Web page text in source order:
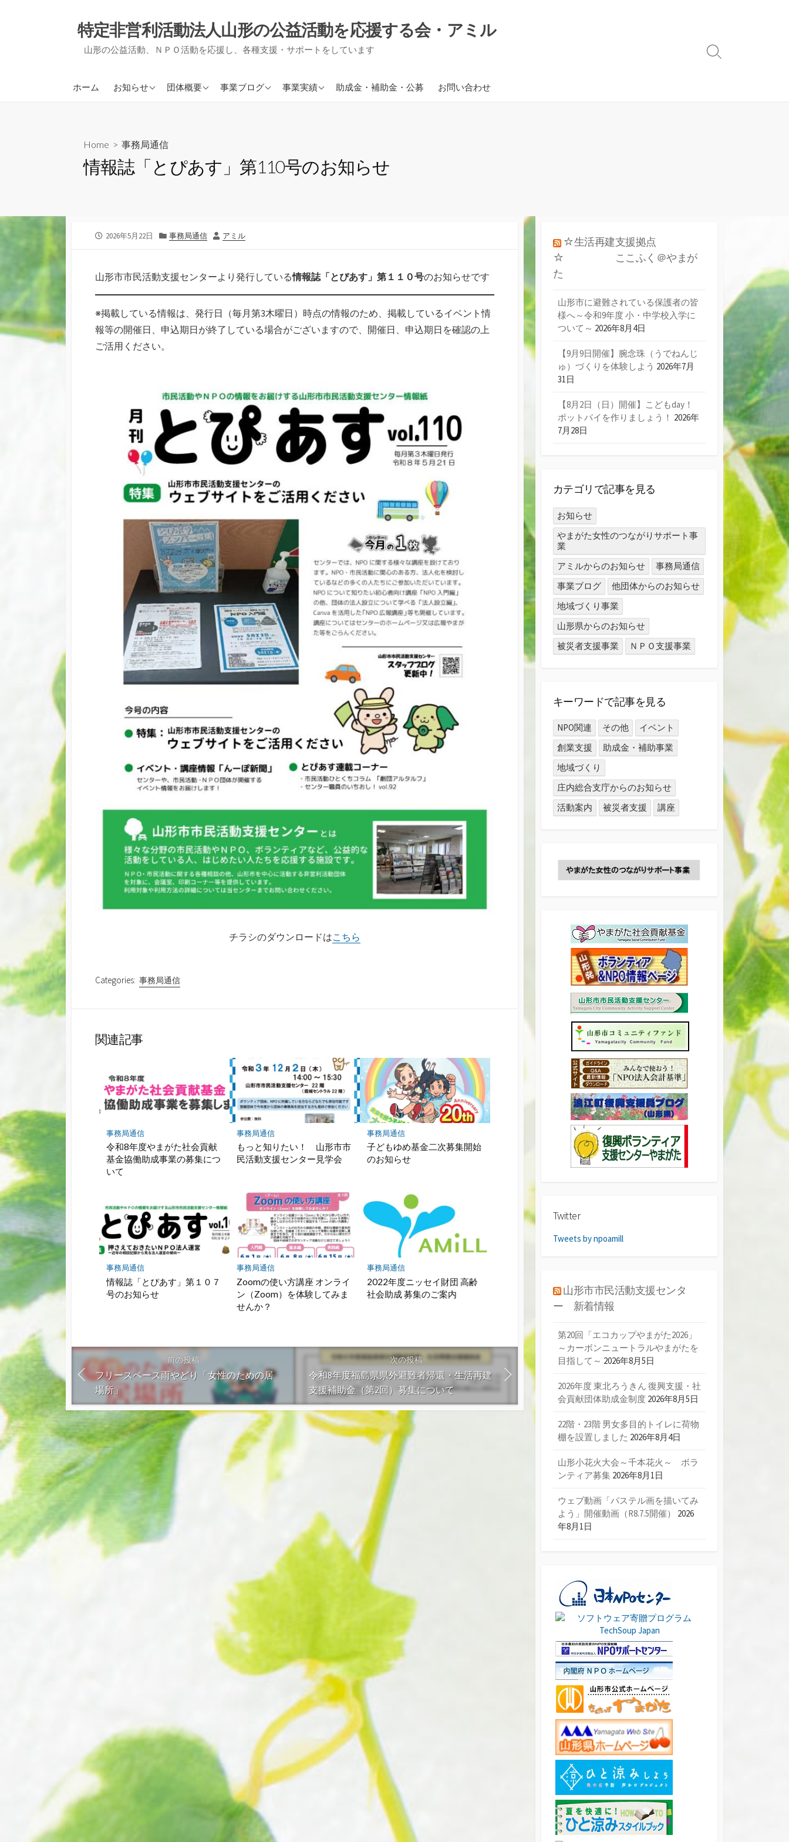
ス
特定非営利活動法人山形の公益活動を応援する会・アミル
山形の公益活動、ＮＰＯ活動を応援し、各種支援・サポートをしています
ホーム お知らせ
アミルからのお知らせ
団体概要
アミルについて
会員募集について
事業ブログ
ＮＰＯ支援事業事業実績
現在進行中の事業助成金・補助金・公募 お問い合わせ
検
Home > 事務局通信
情報誌「とぴあす」第110号のお知らせ
公
2026年5月22日
カ
ー
事務局通信
作
アミル
山形市市民活動支援センターより発行している情報誌「とぴあす」第１１０号のお知らせです
※掲載している情報は、発行日（毎月第3木曜日）時点の情報のため、掲載しているイベント情
報等の開催日、申込期日が終了している場合がございますので、開催日、申込期日を確認の上
ご活用ください。
チラシのダウンロードはこちら
Categories: 事務局通信
関連記事
事務局通信
令和8年度やまがた社会貢献
基金協働助成事業の募集につ
いて
事務局通信
もっと知りたい！ 山形市市
民活動支援センター見学会
事務局通信
子どもゆめ基金二次募集開始
のお知らせ
事務局通信
情報誌「とぴあす」第１０７
号のお知らせ
事務局通信
Zoomの使い方講座 オンライ
ン（Zoom）を体験してみま
せんか？
事務局通信
2022年度ニッセイ財団 高齢
社会助成 募集のご案内
前の投稿
フリースペース雨やどり「女性のための居
場所」
次の投稿
令和8年度福島県県外避難者帰還・生活再建
支援補助金（第2回）募集について
☆生活再建支援拠点
☆ ここふく＠やまが
た
山形市に避難されている保護者の皆
様へ～令和9年度 小・中学校入学に
ついて～ 2026年8月4日
【9月9日開催】腕念珠（うでねんじ
ゅ）づくりを体験しよう 2026年7月
31日
【8月2日（日）開催】こどもday！
ポットパイを作りましょう！ 2026年
7月28日
カテゴリで記事を見る
お知らせ
やまがた女性のつながりサポート事
業
アミルからのお知らせ
事務局通信
事業ブログ
他団体からのお知らせ
地域づくり事業
山形県からのお知らせ
被災者支援事業
ＮＰＯ支援事業
キーワードで記事を見る
NPO関連 その他
イベント
創業支援
助成金・補助事業
地域づくり
庄内総合支庁からのお知らせ
活動案内
被災者支援 講座
Twitter
Tweets by npoamill
山形市市民活動支援センタ
ー 新着情報
第20回「エコカップやまがた2026」
～カーボンニュートラルやまがたを
目指して～ 2026年8月5日
2026年度 東北ろうきん 復興支援・社
会貢献団体助成金制度 2026年8月5日
22階・23階 男女多目的トイレに荷物
棚を設置しました 2026年8月4日
山形小花火大会～千本花火～ ボラ
ンティア募集 2026年8月1日
ウェブ動画「パステル画を描いてみ
よう」開催動画（R8.7.5開催）
2026
年8月1日